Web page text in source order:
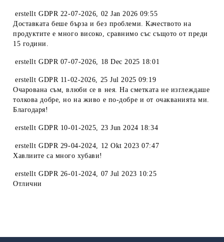
erstelltGDPR 22-07-2026, 02 Jan 2026 09:55
Доставката беше бърза и без проблеми. Качеството на
продуктите е много високо, сравнимо със същото от преди
15 години.
erstelltGDPR 07-07-2026, 18 Dec 2025 18:01
erstelltGDPR 11-02-2026, 25 Jul 2025 09:19
Очарована съм, влюби се в нея. На сметката не изглеждаше
толкова добре, но на живо е по-добре и от очакванията ми.
Благодаря!
erstelltGDPR 10-01-2025, 23 Jun 2024 18:34
erstelltGDPR 29-04-2024, 12 Okt 2023 07:47
Хавлиите са много хубави!
erstelltGDPR 26-01-2024, 07 Jul 2023 10:25
Отлични